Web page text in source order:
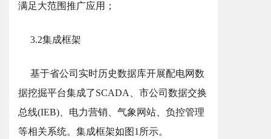
满足大范围推广应用；
3.2集成框架
基于省公司实时历史数据库开展配电网数
据挖掘平台集成了SCADA、市公司数据交换
总线(IEB)、电力营销、气象网站、负控管理
等相关系统。集成框架如图1所示。